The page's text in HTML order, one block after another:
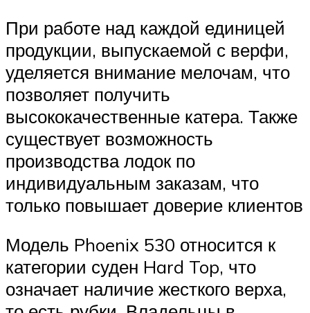
При работе над каждой единицей
продукции, выпускаемой с верфи,
уделяется внимание мелочам, что
позволяет получить
высококачественные катера. Также
существует возможность
производства лодок по
индивидуальным заказам, что
только повышает доверие клиентов
Модель Phoenix 530 относится к
категории суден Hard Top, что
означает наличие жесткого верха,